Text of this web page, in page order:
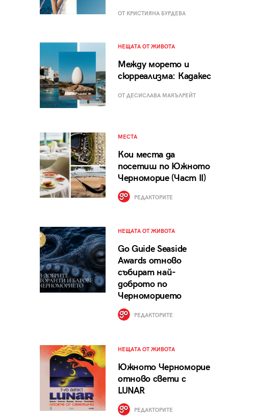
ОТ КРИСТИЯНА БУРДЕВА
НЕЩАТА ОТ ЖИВОТА
Между морето и
сюрреализма: Кадакес
ОТ ДЕСИСЛАВА МАКЪЛРЕЙТ
МЕСТА
Кои места да
посетиш по Южното
Черноморие (Част II)
РЕДАКТОРИТЕ
НЕЩАТА ОТ ЖИВОТА
Go Guide Seaside
Awards отново
събират най-
доброто по
Черноморието
РЕДАКТОРИТЕ
НЕЩАТА ОТ ЖИВОТА
Южното Черноморие
отново свети с
LUNAR
РЕДАКТОРИТЕ